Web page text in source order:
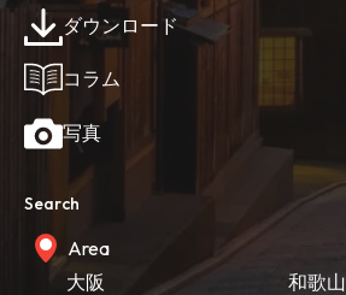
ダウンロード
コラム
写真
Search
Area
大阪
和歌山